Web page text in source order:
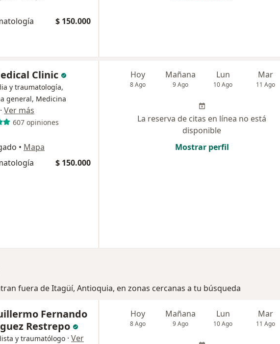
$ 150.000
Clinic
y traumatología,
general, Medicina
· Ver más
607 opiniones
• Mapa
$ 150.000
Hoy
8 Ago
Mañana
9 Ago
Lun
10 Ago
Mar
11 Ago
La reserva de citas en línea no está
disponible
Mostrar perfil
fuera de Itagüí, Antioquia, en zonas cercanas a tu búsqueda
Fernando
Restrepo
y traumatólogo · Ver
Hoy
8 Ago
Mañana
9 Ago
Lun
10 Ago
Mar
11 Ago